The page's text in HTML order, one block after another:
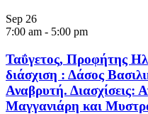
Sep 26
7:00 am - 5:00 pm
Ταΰγετος, Προφήτης
διάσχιση : Δάσος
Αναβρυτή. Διασχίσεις:
Μαγγανιάρη και